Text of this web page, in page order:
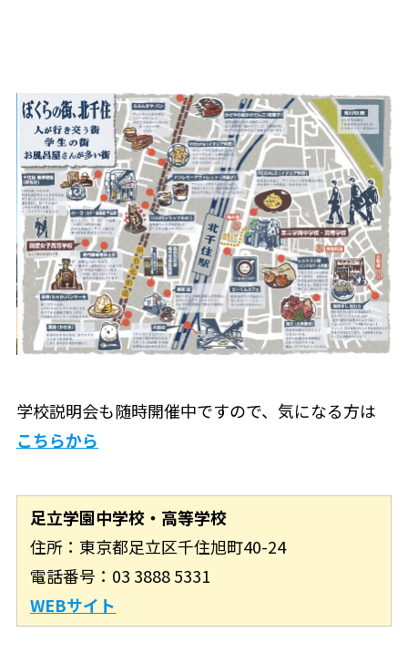
学校説明会も随時開催中ですので、気になる方は
こちらから
足立学園中学校・高等学校
住所：東京都足立区千住旭町40-24
電話番号：03 3888 5331
WEBサイト